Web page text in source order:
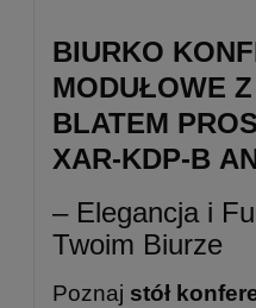
BIURKO
MODUŁOWE Z
BLATEM
XAR-KDP-B
– Elegancja i
Twoim Biurze
Poznaj stół